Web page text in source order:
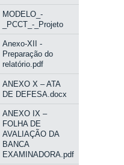
MODELO_-
_PCCT_-_Projeto
Anexo-XII -
Preparação do
relatório.pdf
ANEXO X – ATA
DE DEFESA.docx
ANEXO IX –
FOLHA DE
AVALIAÇÃO DA
BANCA
EXAMINADORA.pdf